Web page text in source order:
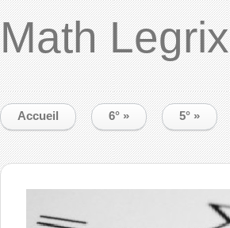
Math Legrix
Accueil 6° » 5° »